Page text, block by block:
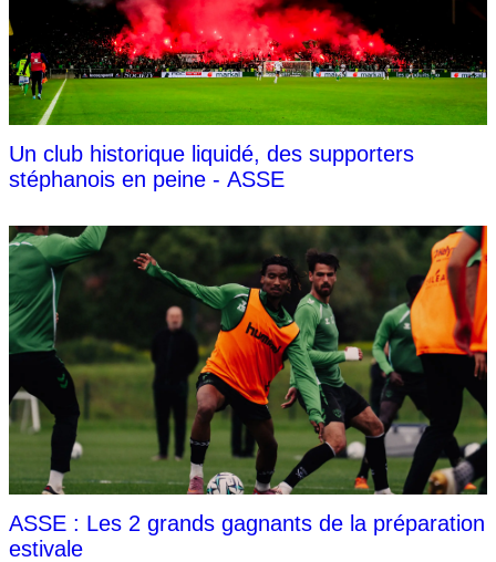
Un club historique liquidé, des supporters
stéphanois en peine - ASSE
ASSE : Les 2 grands gagnants de la préparation
estivale